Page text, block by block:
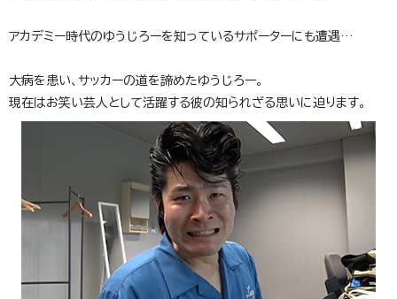
アカデミー時代のゆうじろーを知っているサポーターにも遭遇…
大病を患い、サッカーの道を諦めたゆうじろー。
現在はお笑い芸人として活躍する彼の知られざる思いに迫ります。